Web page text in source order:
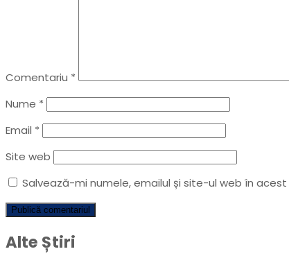
Comentariu *
Nume *
Email *
Site web
Salvează-mi numele, emailul și site-ul web în
Alte Știri